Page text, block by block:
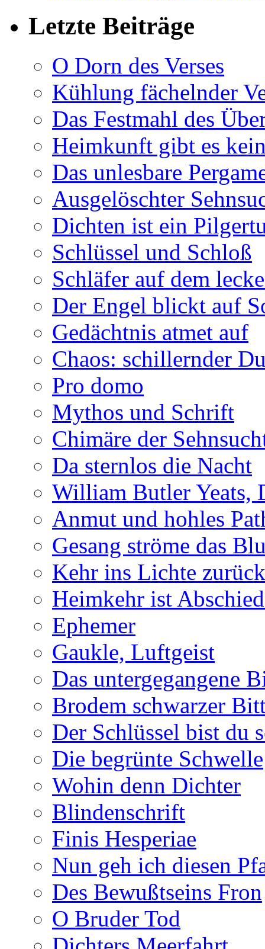
Letzte Beiträge
O Dorn des Verses
Kühlung fächelnder
Das Festmahl des
Heimkunft gibt es
Das unlesbare
Ausgelöschter
Dichten ist ein
Schlüssel und Schloß
Schläfer auf dem
Der Engel blickt auf
Gedächtnis atmet auf
Chaos: schillernder
Pro domo
Mythos und Schrift
Chimäre der
Da sternlos die Nacht
William Butler Yeats,
Anmut und hohles
Gesang ströme das
Kehr ins Lichte zurück
Heimkehr ist
Ephemer
Gaukle, Luftgeist
Das untergegangene
Brodem schwarzer
Der Schlüssel bist du
Die begrünte Schwelle
Wohin denn Dichter
Blindenschrift
Finis Hesperiae
Nun geh ich diesen
Des Bewußtseins Fron
O Bruder Tod